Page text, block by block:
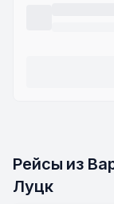
Рейсы из
Луцк